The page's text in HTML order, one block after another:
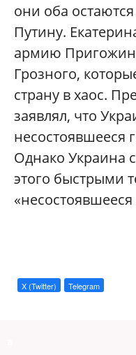
они оба
Путину.
армию
Грозного,
страну в хаос.
заявлял, что
несостоявшееся
Однако Украина
этого быстрыми
X (Twitter) Telegram